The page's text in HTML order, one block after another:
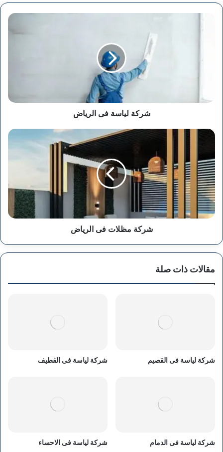
شركة لياسة فى الرياض
شركة
مظلات
الرياض
شركة مظلات فى الرياض
مقالات ذات صلة
شركة لياسة فى القصيم شركة لياسة فى القطيف
شركة لياسة فى الدمام شركة لياسة فى الاحساء